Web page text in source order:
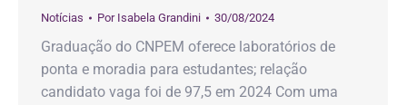
Notícias Por Isabela Grandini 30/08/2024
Graduação do CNPEM oferece laboratórios de
ponta e moradia para estudantes; relação
candidato vaga foi de 97,5 em 2024 Com uma